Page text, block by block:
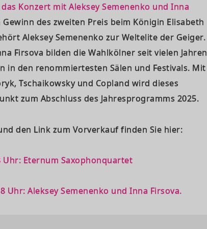
Konzert mit Aleksey Semenenko und Inna
des zweiten Preis beim Königin Elisabeth
Aleksey Semenenko zur Weltelite der Geiger.
Firsova bilden die Wahlkölner seit vielen Jahren
in den renommiertesten Sälen und Festivals. Mit
Tschaikowsky und Copland wird dieses
zum Abschluss des Jahresprogramms 2025.
den Link zum Vorverkauf finden Sie hier:
Uhr: Eternum Saxophonquartet
Uhr: Aleksey Semenenko und Inna Firsova.